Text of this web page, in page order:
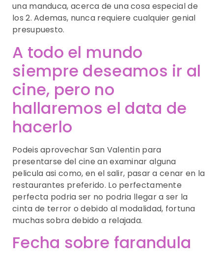
una manduca, acerca de una cosa especial de
los 2. Ademas, nunca requiere cualquier genial
presupuesto.
A todo el mundo
siempre deseamos ir al
cine, pero no
hallaremos el data de
hacerlo
Podeis aprovechar San Valentin para
presentarse del cine an examinar alguna
pelicula asi­ como, en el salir, pasar a cenar en la
restaurantes preferido. Lo perfectamente
perfecta podri­a ser no podri­a llegar a ser la
cinta de terror o debido al modalidad, fortuna
muchas sobra debido a relajada.
Fecha sobre farandula